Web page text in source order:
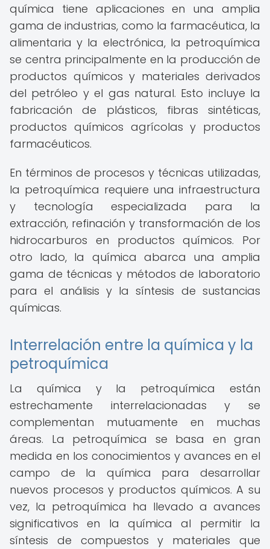
química tiene aplicaciones en una amplia
gama de industrias, como la farmacéutica, la
alimentaria y la electrónica, la petroquímica
se centra principalmente en la producción de
productos químicos y materiales derivados
del petróleo y el gas natural. Esto incluye la
fabricación de plásticos, fibras sintéticas,
productos químicos agrícolas y productos
farmacéuticos.
En términos de procesos y técnicas utilizadas,
la petroquímica requiere una infraestructura
y tecnología especializada para la
extracción, refinación y transformación de los
hidrocarburos en productos químicos. Por
otro lado, la química abarca una amplia
gama de técnicas y métodos de laboratorio
para el análisis y la síntesis de sustancias
químicas.
Interrelación entre la química y la
petroquímica
La química y la petroquímica están
estrechamente interrelacionadas y se
complementan mutuamente en muchas
áreas. La petroquímica se basa en gran
medida en los conocimientos y avances en el
campo de la química para desarrollar
nuevos procesos y productos químicos. A su
vez, la petroquímica ha llevado a avances
significativos en la química al permitir la
síntesis de compuestos y materiales que